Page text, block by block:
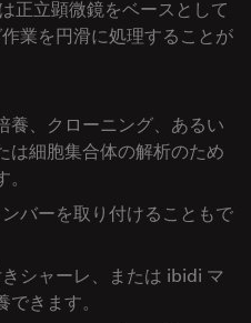
正立顕微鏡をベースとして
業を円滑に処理することが
養、クローニング、あるい
は細胞集合体の解析のため
バーを取り付けることもで
シャーレ、または ibidi マ
きます。